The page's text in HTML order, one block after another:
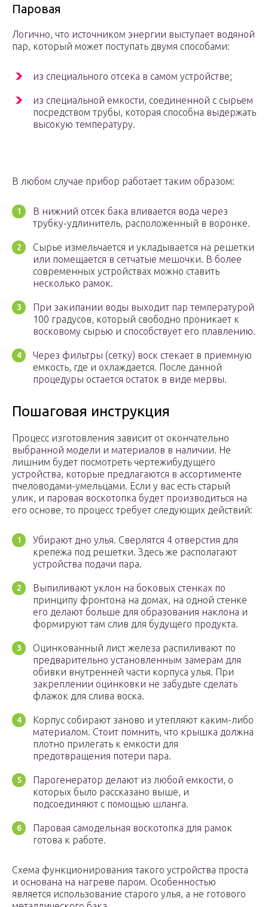
Паровая
Логично, что источником энергии выступает водяной
пар, который может поступать двумя способами:
из специального отсека в самом устройстве;
из специальной емкости, соединенной с сырьем
посредством трубы, которая способна выдержать
высокую температуру.
В любом случае прибор работает таким образом:
В нижний отсек бака вливается вода через
трубку-удлинитель, расположенный в воронке.
Сырье измельчается и укладывается на решетки
или помещается в сетчатые мешочки. В более
современных устройствах можно ставить
несколько рамок.
При закипании воды выходит пар температурой
100 градусов, который свободно проникает к
восковому сырью и способствует его плавлению.
Через фильтры (сетку) воск стекает в приемную
емкость, где и охлаждается. После данной
процедуры остается остаток в виде мервы.
Пошаговая инструкция
Процесс изготовления зависит от окончательно
выбранной модели и материалов в наличии. Не
лишним будет посмотреть чертежибудущего
устройства, которые предлагаются в ассортименте
пчеловодами-умельцами. Если у вас есть старый
улик, и паровая воскотопка будет производиться на
его основе, то процесс требует следующих действий:
Убирают дно улья. Сверлятся 4 отверстия для
крепежа под решетки. Здесь же располагают
устройства подачи пара.
Выпиливают уклон на боковых стенках по
принципу фронтона на домах, на одной стенке
его делают больше для образования наклона и
формируют там слив для будущего продукта.
Оцинкованный лист железа распиливают по
предварительно установленным замерам для
обивки внутренней части корпуса улья. При
закреплении оцинковки не забудьте сделать
флажок для слива воска.
Корпус собирают заново и утепляют каким-либо
материалом. Стоит помнить, что крышка должна
плотно прилегать к емкости для
предотвращения потери пара.
Парогенератор делают из любой емкости, о
которых было рассказано выше, и
подсоединяют с помощью шланга.
Паровая самодельная воскотопка для рамок
готова к работе.
Схема функционирования такого устройства проста
и основана на нагреве паром. Особенностью
является использование старого улья, а не готового